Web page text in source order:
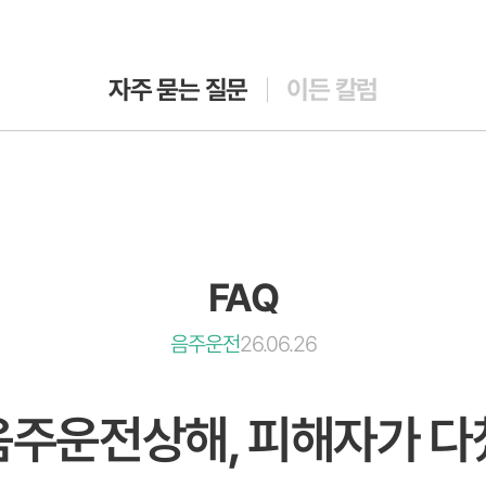
자주 묻는 질문 이든 칼럼
FAQ
음주운전26.06.26
운전상해, 피해자가